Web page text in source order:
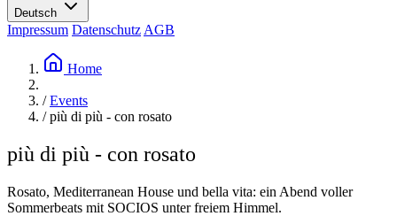
Les Moby Dicks
Kontakte
Nachhaltigkeit
Deutsch
Impressum Datenschutz AGB
Home
/ Events
/ più di più - con rosato
più di più - con rosato
Rosato, Mediterranean House und bella vita: ein Abend voller
Sommerbeats mit SOCIOS unter freiem Himmel.